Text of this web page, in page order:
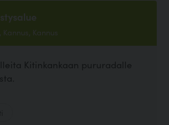
Kannus, Kannus
Kitinkankaan pururadalle